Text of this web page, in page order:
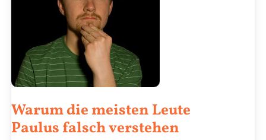
Warum die meisten Leute
Paulus falsch verstehen